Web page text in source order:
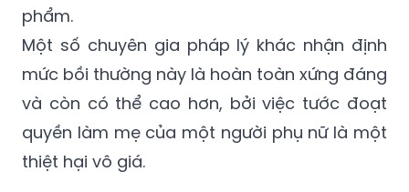
phẩm.
Một số chuyên gia pháp lý khác nhận định
mức bồi thường này là hoàn toàn xứng đáng
và còn có thể cao hơn, bởi việc tước đoạt
quyền làm mẹ của một người phụ nữ là một
thiệt hại vô giá.